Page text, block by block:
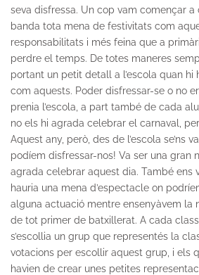
seva disfressa. Un cop vam començar a
banda tota mena de festivitats com
responsabilitats i més feina que a
perdre el temps. De totes maneres
portant un petit detall a l’escola quan hi
com aquests. Poder disfressar-se o no
prenia l’escola, a part també de cada
no els hi agrada celebrar el carnaval,
Aquest any, però, des de l’escola se’ns
podíem disfressar-nos! Va ser una gran
agrada celebrar aquest dia. També ens
hauria una mena d’espectacle on
alguna actuació mentre ensenyàvem la
de tot primer de batxillerat. A cada
s’escollia un grup que representés la
votacions per escollir aquest grup, i els
havien de crear unes petites